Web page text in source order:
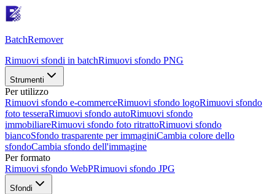
BatchRemover
Rimuovi sfondi in batchRimuovi sfondo PNG
Strumenti
Per utilizzo
Rimuovi sfondo e-commerceRimuovi sfondo logoRimuovi sfondo
foto tesseraRimuovi sfondo autoRimuovi sfondo
immobiliareRimuovi sfondo foto ritrattoRimuovi sfondo
biancoSfondo trasparente per immaginiCambia colore dello
sfondoCambia sfondo dell'immagine
Per formato
Rimuovi sfondo WebPRimuovi sfondo JPG
Sfondi